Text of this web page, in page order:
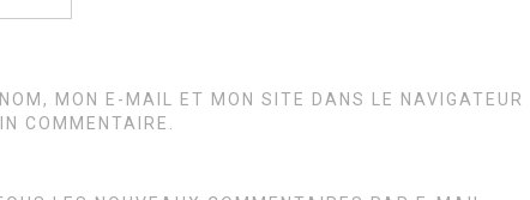
MON E-MAIL ET MON SITE DANS LE NAVIGATEUR
COMMENTAIRE.